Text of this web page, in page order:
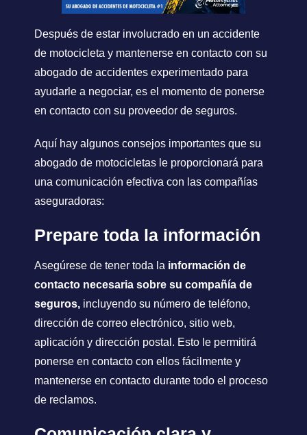
Después de estar involucrado en un accidente
de motocicleta y mantenerse en contacto con su
abogado de accidentes experimentado para
ayudarle a negociar, es el momento de ponerse
en contacto con su proveedor de seguros.
Aquí hay algunos consejos importantes que su
abogado de motocicletas le proporcionará para
una comunicación efectiva con las compañías
aseguradoras:
Prepare toda la información
Asegúrese de tener toda la información de
contacto necesaria sobre su compañía de
seguros, incluyendo su número de teléfono,
dirección de correo electrónico, sitio web,
aplicación y dirección postal. Esto le permitirá
ponerse en contacto con ellos fácilmente y
mantenerse en contacto durante todo el proceso
de reclamos.